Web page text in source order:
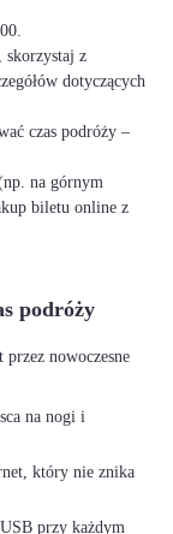
skorzystaj z
dotyczących
czas podróży –
na górnym
biletu online z
podróży
nowoczesne
na nogi i
który nie znika
przy każdym